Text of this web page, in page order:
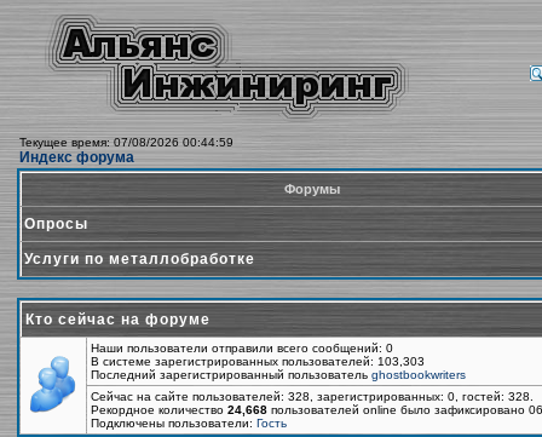
Текущее время: 07/08/2026 00:44:59
Индекс форума
Форумы
Опросы
Услуги по металлобработке
Кто сейчас на форуме
Наши пользователи отправили всего сообщений: 0
В системе зарегистрированных пользователей: 103,303
Последний зарегистрированный пользователь ghostbookwriters
Сейчас на сайте пользователей: 328, зарегистрированных: 0, гостей:
Рекордное количество 24,668 пользователей online было зафиксировано
Подключены пользователи: Гость